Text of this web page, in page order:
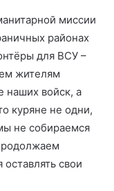
миссии
районах
для ВСУ –
жителям
наших войск, а
куряне не одни,
не собираемся
свои